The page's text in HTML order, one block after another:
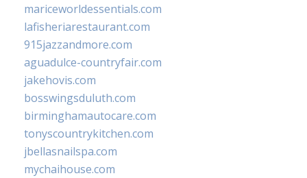
mariceworldessentials.com
lafisheriarestaurant.com
915jazzandmore.com
aguadulce-countryfair.com
jakehovis.com
bosswingsduluth.com
birminghamautocare.com
tonyscountrykitchen.com
jbellasnailspa.com
mychaihouse.com